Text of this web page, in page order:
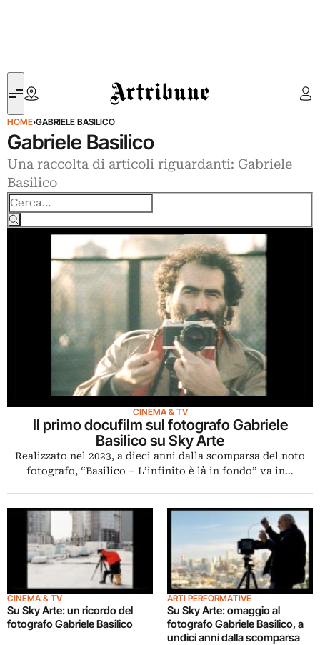
Artribune
HOME›GABRIELE BASILICO
Gabriele Basilico
Una raccolta di articoli riguardanti: Gabriele
Basilico
CINEMA & TV
Il primo docufilm sul fotografo Gabriele
Basilico su Sky Arte
Realizzato nel 2023, a dieci anni dalla scomparsa del noto
fotografo, “Basilico – L’infinito è là in fondo” va in…
CINEMA & TV
Su Sky Arte: un ricordo del
fotografo Gabriele Basilico
ARTI PERFORMATIVE
Su Sky Arte: omaggio al
fotografo Gabriele Basilico, a
undici anni dalla scomparsa